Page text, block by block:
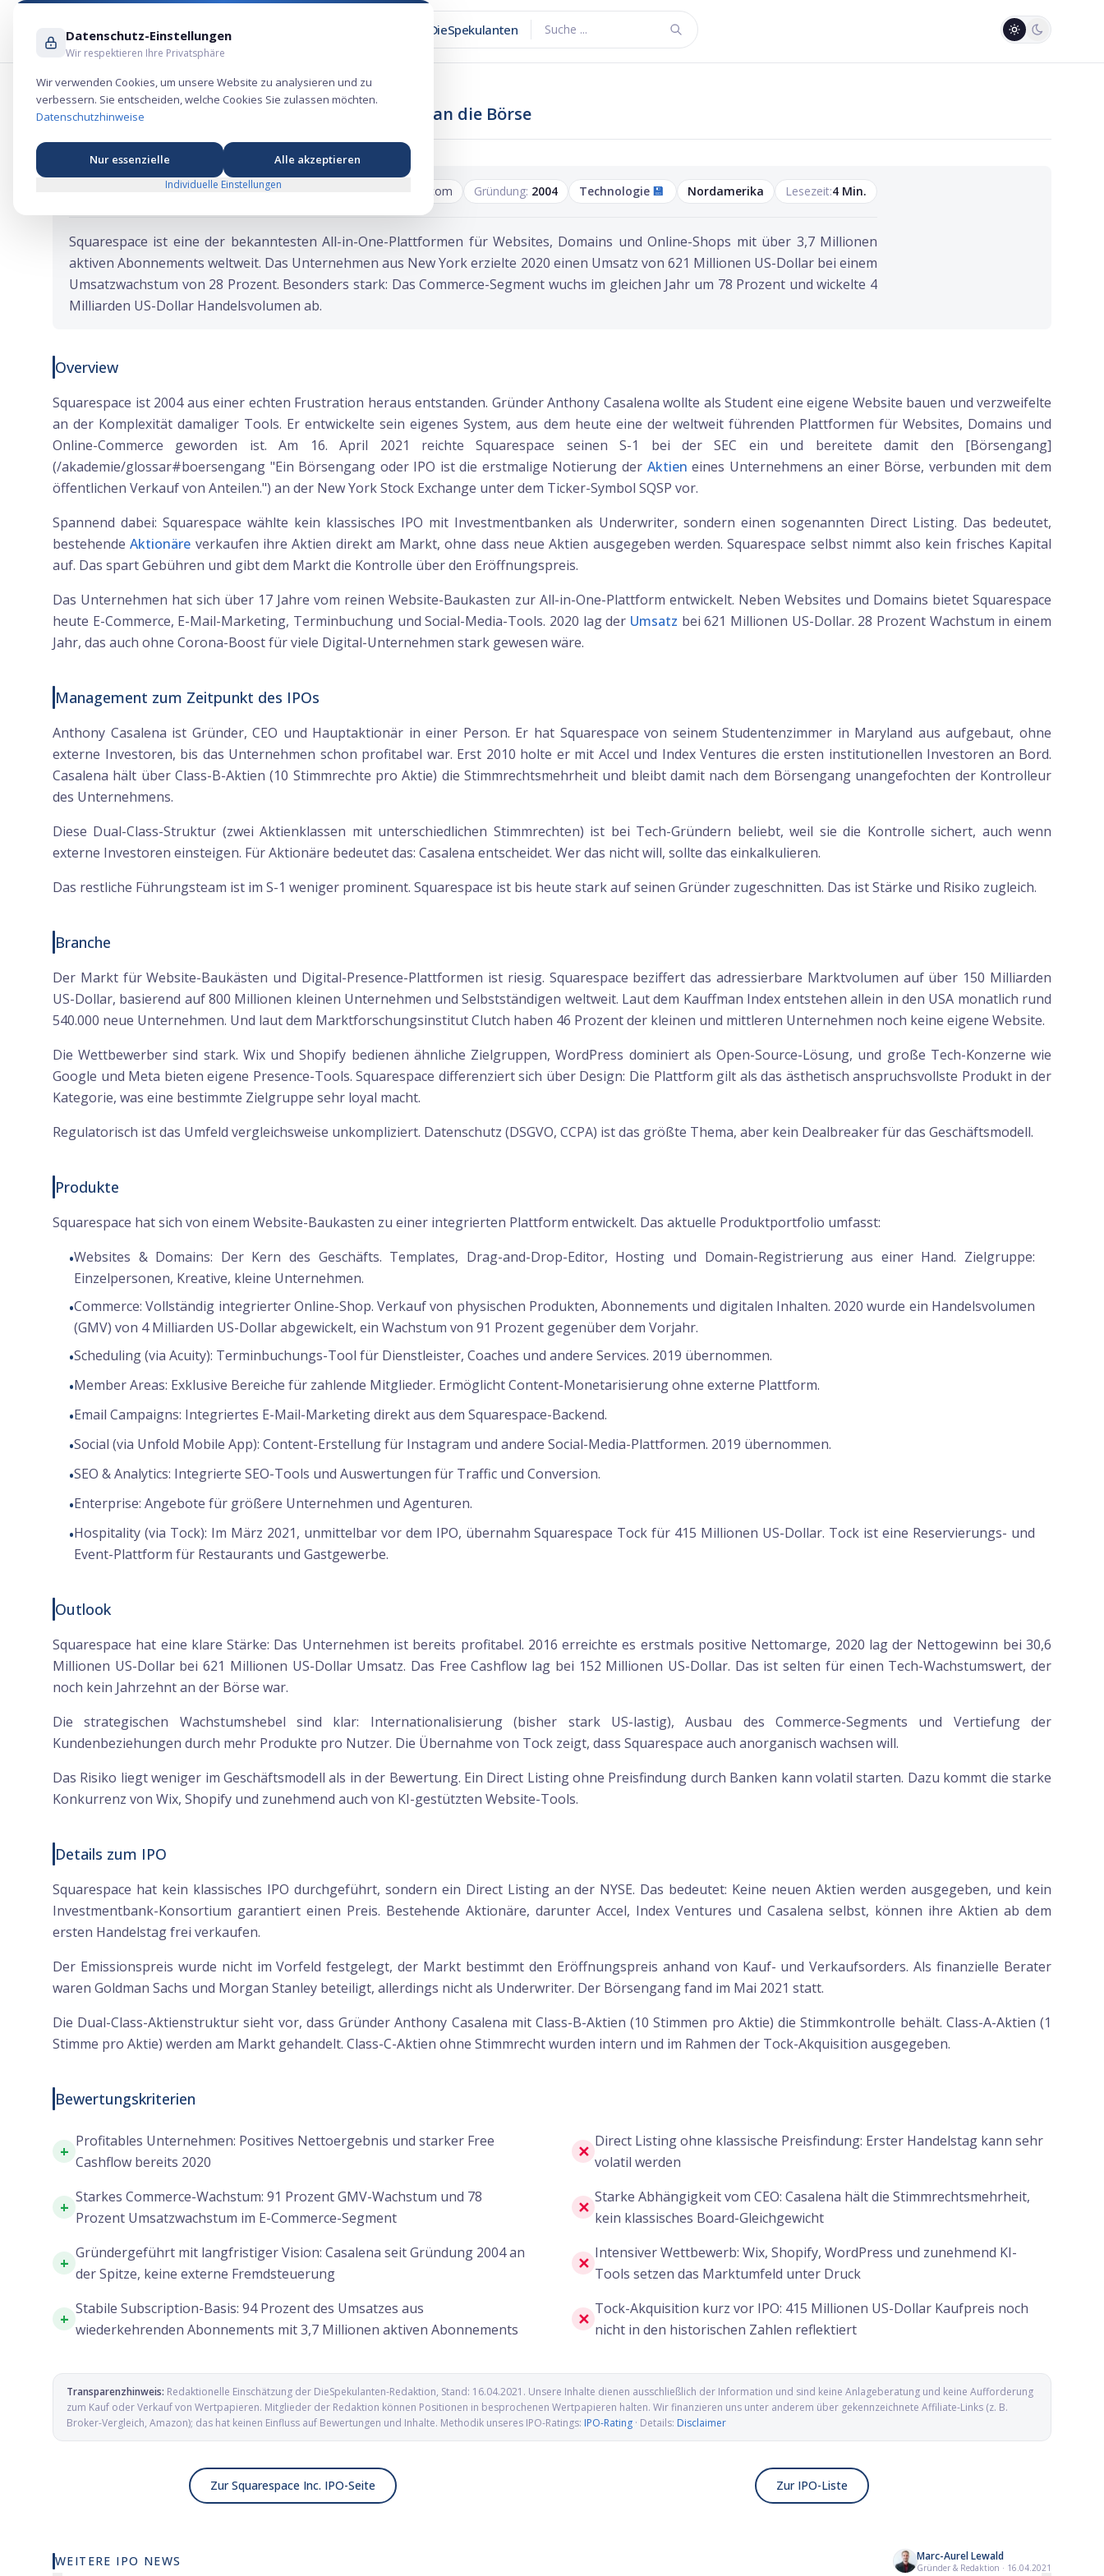
DieSpekulanten Suche ...
Squarespace IPO: Der Website-Baukasten geht an die Börse
Ticker: SQSP squarespace.com Gründung: 2004 Technologie 💾 Nordamerika Lesezeit:4 Min.
Squarespace ist eine der bekanntesten All-in-One-Plattformen für Websites, Domains und Online-Shops mit über 3,7 Millionen
aktiven Abonnements weltweit. Das Unternehmen aus New York erzielte 2020 einen Umsatz von 621 Millionen US-Dollar bei einem
Umsatzwachstum von 28 Prozent. Besonders stark: Das Commerce-Segment wuchs im gleichen Jahr um 78 Prozent und wickelte 4
Milliarden US-Dollar Handelsvolumen ab.
Overview
Squarespace ist 2004 aus einer echten Frustration heraus entstanden. Gründer Anthony Casalena wollte als Student eine eigene Website bauen und verzweifelte
an der Komplexität damaliger Tools. Er entwickelte sein eigenes System, aus dem heute eine der weltweit führenden Plattformen für Websites, Domains und
Online-Commerce geworden ist. Am 16. April 2021 reichte Squarespace seinen S-1 bei der SEC ein und bereitete damit den [Börsengang]
(/akademie/glossar#boersengang "Ein Börsengang oder IPO ist die erstmalige Notierung der Aktien eines Unternehmens an einer Börse, verbunden mit dem
öffentlichen Verkauf von Anteilen.") an der New York Stock Exchange unter dem Ticker-Symbol SQSP vor.
Spannend dabei: Squarespace wählte kein klassisches IPO mit Investmentbanken als Underwriter, sondern einen sogenannten Direct Listing. Das bedeutet,
bestehendeAktionäre verkaufen ihre Aktien direkt am Markt, ohne dass neue Aktien ausgegeben werden. Squarespace selbst nimmt also kein frisches Kapital
auf. Das spart Gebühren und gibt dem Markt die Kontrolle über den Eröffnungspreis.
Das Unternehmen hat sich über 17 Jahre vom reinen Website-Baukasten zur All-in-One-Plattform entwickelt. Neben Websites und Domains bietet Squarespace
heute E-Commerce, E-Mail-Marketing, Terminbuchung und Social-Media-Tools. 2020 lag der Umsatz bei 621 Millionen US-Dollar. 28 Prozent Wachstum in einem
Jahr, das auch ohne Corona-Boost für viele Digital-Unternehmen stark gewesen wäre.
Management zum Zeitpunkt des IPOs
Anthony Casalena ist Gründer, CEO und Hauptaktionär in einer Person. Er hat Squarespace von seinem Studentenzimmer in Maryland aus aufgebaut, ohne
externe Investoren, bis das Unternehmen schon profitabel war. Erst 2010 holte er mit Accel und Index Ventures die ersten institutionellen Investoren an Bord.
Casalena hält über Class-B-Aktien (10 Stimmrechte pro Aktie) die Stimmrechtsmehrheit und bleibt damit nach dem Börsengang unangefochten der Kontrolleur
des Unternehmens.
Diese Dual-Class-Struktur (zwei Aktienklassen mit unterschiedlichen Stimmrechten) ist bei Tech-Gründern beliebt, weil sie die Kontrolle sichert, auch wenn
externe Investoren einsteigen. Für Aktionäre bedeutet das: Casalena entscheidet. Wer das nicht will, sollte das einkalkulieren.
Das restliche Führungsteam ist im S-1 weniger prominent. Squarespace ist bis heute stark auf seinen Gründer zugeschnitten. Das ist Stärke und Risiko zugleich.
Branche
Der Markt für Website-Baukästen und Digital-Presence-Plattformen ist riesig. Squarespace beziffert das adressierbare Marktvolumen auf über 150 Milliarden
US-Dollar, basierend auf 800 Millionen kleinen Unternehmen und Selbstständigen weltweit. Laut dem Kauffman Index entstehen allein in den USA monatlich rund
540.000 neue Unternehmen. Und laut dem Marktforschungsinstitut Clutch haben 46 Prozent der kleinen und mittleren Unternehmen noch keine eigene Website.
Die Wettbewerber sind stark. Wix und Shopify bedienen ähnliche Zielgruppen, WordPress dominiert als Open-Source-Lösung, und große Tech-Konzerne wie
Google und Meta bieten eigene Presence-Tools. Squarespace differenziert sich über Design: Die Plattform gilt als das ästhetisch anspruchsvollste Produkt in der
Kategorie, was eine bestimmte Zielgruppe sehr loyal macht.
Regulatorisch ist das Umfeld vergleichsweise unkompliziert. Datenschutz (DSGVO, CCPA) ist das größte Thema, aber kein Dealbreaker für das Geschäftsmodell.
Produkte
Squarespace hat sich von einem Website-Baukasten zu einer integrierten Plattform entwickelt. Das aktuelle Produktportfolio umfasst:
•Websites & Domains: Der Kern des Geschäfts. Templates, Drag-and-Drop-Editor, Hosting und Domain-Registrierung aus einer Hand. Zielgruppe:
Einzelpersonen, Kreative, kleine Unternehmen.
•Commerce: Vollständig integrierter Online-Shop. Verkauf von physischen Produkten, Abonnements und digitalen Inhalten. 2020 wurde ein Handelsvolumen
(GMV) von 4 Milliarden US-Dollar abgewickelt, ein Wachstum von 91 Prozent gegenüber dem Vorjahr.
•Scheduling (via Acuity): Terminbuchungs-Tool für Dienstleister, Coaches und andere Services. 2019 übernommen.
•Member Areas: Exklusive Bereiche für zahlende Mitglieder. Ermöglicht Content-Monetarisierung ohne externe Plattform.
•Email Campaigns: Integriertes E-Mail-Marketing direkt aus dem Squarespace-Backend.
•Social (via Unfold Mobile App): Content-Erstellung für Instagram und andere Social-Media-Plattformen. 2019 übernommen.
•SEO & Analytics: Integrierte SEO-Tools und Auswertungen für Traffic und Conversion.
•Enterprise: Angebote für größere Unternehmen und Agenturen.
•Hospitality (via Tock): Im März 2021, unmittelbar vor dem IPO, übernahm Squarespace Tock für 415 Millionen US-Dollar. Tock ist eine Reservierungs- und
Event-Plattform für Restaurants und Gastgewerbe.
Outlook
Squarespace hat eine klare Stärke: Das Unternehmen ist bereits profitabel. 2016 erreichte es erstmals positive Nettomarge, 2020 lag der Nettogewinn bei 30,6
Millionen US-Dollar bei 621 Millionen US-Dollar Umsatz. Das Free Cashflow lag bei 152 Millionen US-Dollar. Das ist selten für einen Tech-Wachstumswert, der
noch kein Jahrzehnt an der Börse war.
Die strategischen Wachstumshebel sind klar: Internationalisierung (bisher stark US-lastig), Ausbau des Commerce-Segments und Vertiefung der
Kundenbeziehungen durch mehr Produkte pro Nutzer. Die Übernahme von Tock zeigt, dass Squarespace auch anorganisch wachsen will.
Das Risiko liegt weniger im Geschäftsmodell als in der Bewertung. Ein Direct Listing ohne Preisfindung durch Banken kann volatil starten. Dazu kommt die starke
Konkurrenz von Wix, Shopify und zunehmend auch von KI-gestützten Website-Tools.
Details zum IPO
Squarespace hat kein klassisches IPO durchgeführt, sondern ein Direct Listing an der NYSE. Das bedeutet: Keine neuen Aktien werden ausgegeben, und kein
Investmentbank-Konsortium garantiert einen Preis. Bestehende Aktionäre, darunter Accel, Index Ventures und Casalena selbst, können ihre Aktien ab dem
ersten Handelstag frei verkaufen.
Der Emissionspreis wurde nicht im Vorfeld festgelegt, der Markt bestimmt den Eröffnungspreis anhand von Kauf- und Verkaufsorders. Als finanzielle Berater
waren Goldman Sachs und Morgan Stanley beteiligt, allerdings nicht als Underwriter. Der Börsengang fand im Mai 2021 statt.
Die Dual-Class-Aktienstruktur sieht vor, dass Gründer Anthony Casalena mit Class-B-Aktien (10 Stimmen pro Aktie) die Stimmkontrolle behält. Class-A-Aktien (1
Stimme pro Aktie) werden am Markt gehandelt. Class-C-Aktien ohne Stimmrecht wurden intern und im Rahmen der Tock-Akquisition ausgegeben.
Bewertungskriterien
+
Profitables Unternehmen: Positives Nettoergebnis und starker Free
Cashflow bereits 2020
+
Starkes Commerce-Wachstum: 91 Prozent GMV-Wachstum und 78
Prozent Umsatzwachstum im E-Commerce-Segment
+
Gründergeführt mit langfristiger Vision: Casalena seit Gründung 2004 an
der Spitze, keine externe Fremdsteuerung
+
Stabile Subscription-Basis: 94 Prozent des Umsatzes aus
wiederkehrenden Abonnements mit 3,7 Millionen aktiven Abonnements
✕
Direct Listing ohne klassische Preisfindung: Erster Handelstag kann sehr
volatil werden
✕
Starke Abhängigkeit vom CEO: Casalena hält die Stimmrechtsmehrheit,
kein klassisches Board-Gleichgewicht
✕
Intensiver Wettbewerb: Wix, Shopify, WordPress und zunehmend KI-
Tools setzen das Marktumfeld unter Druck
✕
Tock-Akquisition kurz vor IPO: 415 Millionen US-Dollar Kaufpreis noch
nicht in den historischen Zahlen reflektiert
Transparenzhinweis: Redaktionelle Einschätzung der DieSpekulanten-Redaktion, Stand: 16.04.2021 . Unsere Inhalte dienen ausschließlich der Information und sind keine Anlageberatung und keine Aufforderung
zum Kauf oder Verkauf von Wertpapieren. Mitglieder der Redaktion können Positionen in besprochenen Wertpapieren halten. Wir finanzieren uns unter anderem über gekennzeichnete Affiliate-Links (z. B.
Broker-Vergleich, Amazon); das hat keinen Einfluss auf Bewertungen und Inhalte. Methodik unseres IPO-Ratings: IPO-Rating · Details: Disclaimer
Zur Squarespace Inc. IPO-Seite Zur IPO-Liste
WEITERE IPO NEWS Marc-Aurel Lewald
Gründer & Redaktion · 16.04.2021
Elmet Group IPO: Wolfram, Molybdän
Yesway IPO: Convenience-Store-Kette
Arxis IPO:
Datenschutz-Einstellungen
Wir respektieren Ihre Privatsphäre
Wir verwenden Cookies, um unsere Website zu analysieren und zu
verbessern. Sie entscheiden, welche Cookies Sie zulassen möchten.
Datenschutzhinweise
Nur essenzielle Alle akzeptieren
Individuelle Einstellungen